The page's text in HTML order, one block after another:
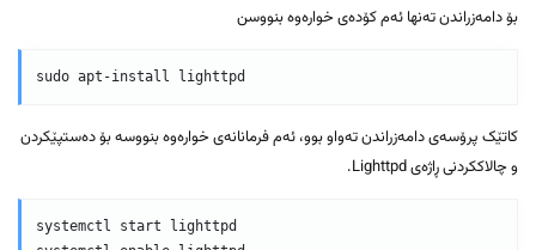
بۆ دامەزراندن تەنها ئەم کۆدەی خوارەوە بنووسن
sudo apt-install lighttpd
کاتێک پرۆسەی دامەزراندن تەواو بوو، ئەم فرمانانەی خوارەوە بنووسە بۆ دەستپێکردن
و چالاککردنی ڕاژەی Lighttpd.
systemctl start lighttpd